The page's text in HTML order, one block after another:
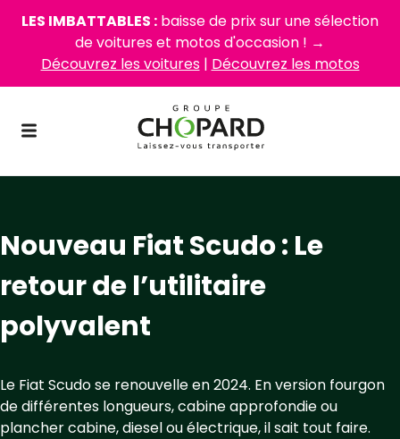
LES IMBATTABLES : baisse de prix sur une sélection
de voitures et motos d'occasion ! →
Découvrez les voitures| Découvrez les motos
Nouveau Fiat Scudo : Le
retour de l’utilitaire
polyvalent
Le Fiat Scudo se renouvelle en 2024. En version fourgon
de différentes longueurs, cabine approfondie ou
plancher cabine, diesel ou électrique, il sait tout faire.